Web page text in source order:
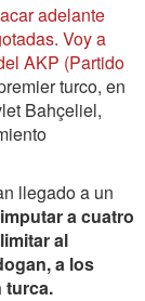
adelante
Voy a
AKP (Partido
turco, en
Bahçeliel,
llegado a un
imputar a cuatro
al
a los
turca.